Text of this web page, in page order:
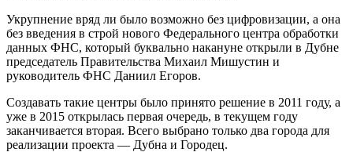
Укрупнение вряд ли было возможно без цифровизации, а она
без введения в строй нового Федерального центра обработки
данных ФНС, который буквально накануне открыли в Дубне
председатель Правительства Михаил Мишустин и
руководитель ФНС Даниил Егоров.
Создавать такие центры было принято решение в 2011 году, а
уже в 2015 открылась первая очередь, в текущем году
заканчивается вторая. Всего выбрано только два города для
реализации проекта — Дубна и Городец.